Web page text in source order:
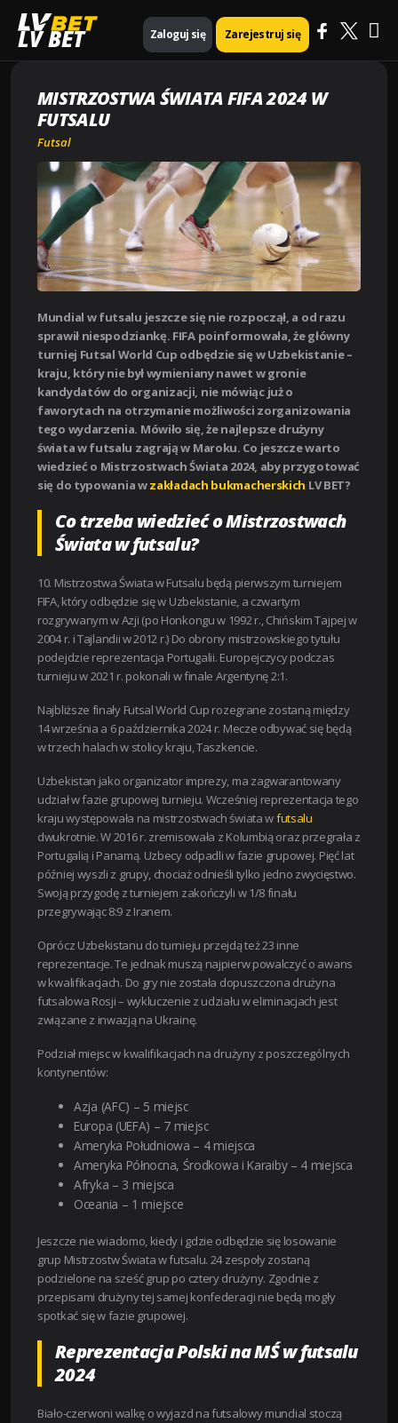
LV BET Zaloguj się Zarejestruj się
Strona główna Mistrzostwa Świata FIFA 2024 w futsalu
MISTRZOSTWA ŚWIATA FIFA 2024 W
FUTSALU
Futsal
Mundial w futsalu jeszcze się nie rozpoczął, a od razu
sprawił niespodziankę. FIFA poinformowała, że główny
turniej Futsal World Cup odbędzie się w Uzbekistanie –
kraju, który nie był wymieniany nawet w gronie
kandydatów do organizacji, nie mówiąc już o
faworytach na otrzymanie możliwości zorganizowania
tego wydarzenia. Mówiło się, że najlepsze drużyny
świata w futsalu zagrają w Maroku. Co jeszcze warto
wiedzieć o Mistrzostwach Świata 2024, aby przygotować
się do typowania wzakładach bukmacherskich LV BET?
Co trzeba wiedzieć o Mistrzostwach
Świata w futsalu?
10. Mistrzostwa Świata w Futsalu będą pierwszym turniejem
FIFA, który odbędzie się w Uzbekistanie, a czwartym
rozgrywanym w Azji (po Honkongu w 1992 r., Chińskim Tajpej w
2004 r. i Tajlandii w 2012 r.) Do obrony mistrzowskiego tytułu
podejdzie reprezentacja Portugalii. Europejczycy podczas
turnieju w 2021 r. pokonali w finale Argentynę 2:1.
Najbliższe finały Futsal World Cup rozegrane zostaną między
14 września a 6 października 2024 r. Mecze odbywać się będą
w trzech halach w stolicy kraju, Taszkencie.
Uzbekistan jako organizator imprezy, ma zagwarantowany
udział w fazie grupowej turnieju. Wcześniej reprezentacja tego
kraju występowała na mistrzostwach świata wfutsalu
dwukrotnie. W 2016 r. zremisowała z Kolumbią oraz przegrała z
Portugalią i Panamą. Uzbecy odpadli w fazie grupowej. Pięć lat
później wyszli z grupy, chociaż odnieśli tylko jedno zwycięstwo.
Swoją przygodę z turniejem zakończyli w 1/8 finału
przegrywając 8:9 z Iranem.
Oprócz Uzbekistanu do turnieju przejdą też 23 inne
reprezentacje. Te jednak muszą najpierw powalczyć o awans
w kwalifikacjach. Do gry nie została dopuszczona drużyna
futsalowa Rosji – wykluczenie z udziału w eliminacjach jest
związane z inwazją na Ukrainę.
Podział miejsc w kwalifikacjach na drużyny z poszczególnych
kontynentów:
Azja (AFC) – 5 miejsc
Europa (UEFA) – 7 miejsc
Ameryka Południowa – 4 miejsca
Ameryka Północna, Środkowa i Karaiby – 4 miejsca
Afryka – 3 miejsca
Oceania – 1 miejsce
Jeszcze nie wiadomo, kiedy i gdzie odbędzie się losowanie
grup Mistrzostw Świata w futsalu. 24 zespoły zostaną
podzielone na sześć grup po cztery drużyny. Zgodnie z
przepisami drużyny tej samej konfederacji nie będą mogły
spotkać się w fazie grupowej.
Reprezentacja Polski na MŚ w futsalu
2024
Biało-czerwoni walkę o wyjazd na futsalowy mundial stoczą